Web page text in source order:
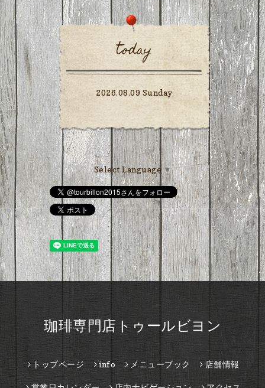
today
2026.08.09 Sunday
Select Language ▼
珈琲専門店トゥールビヨン
トップページ info メニューブック 店舗情報